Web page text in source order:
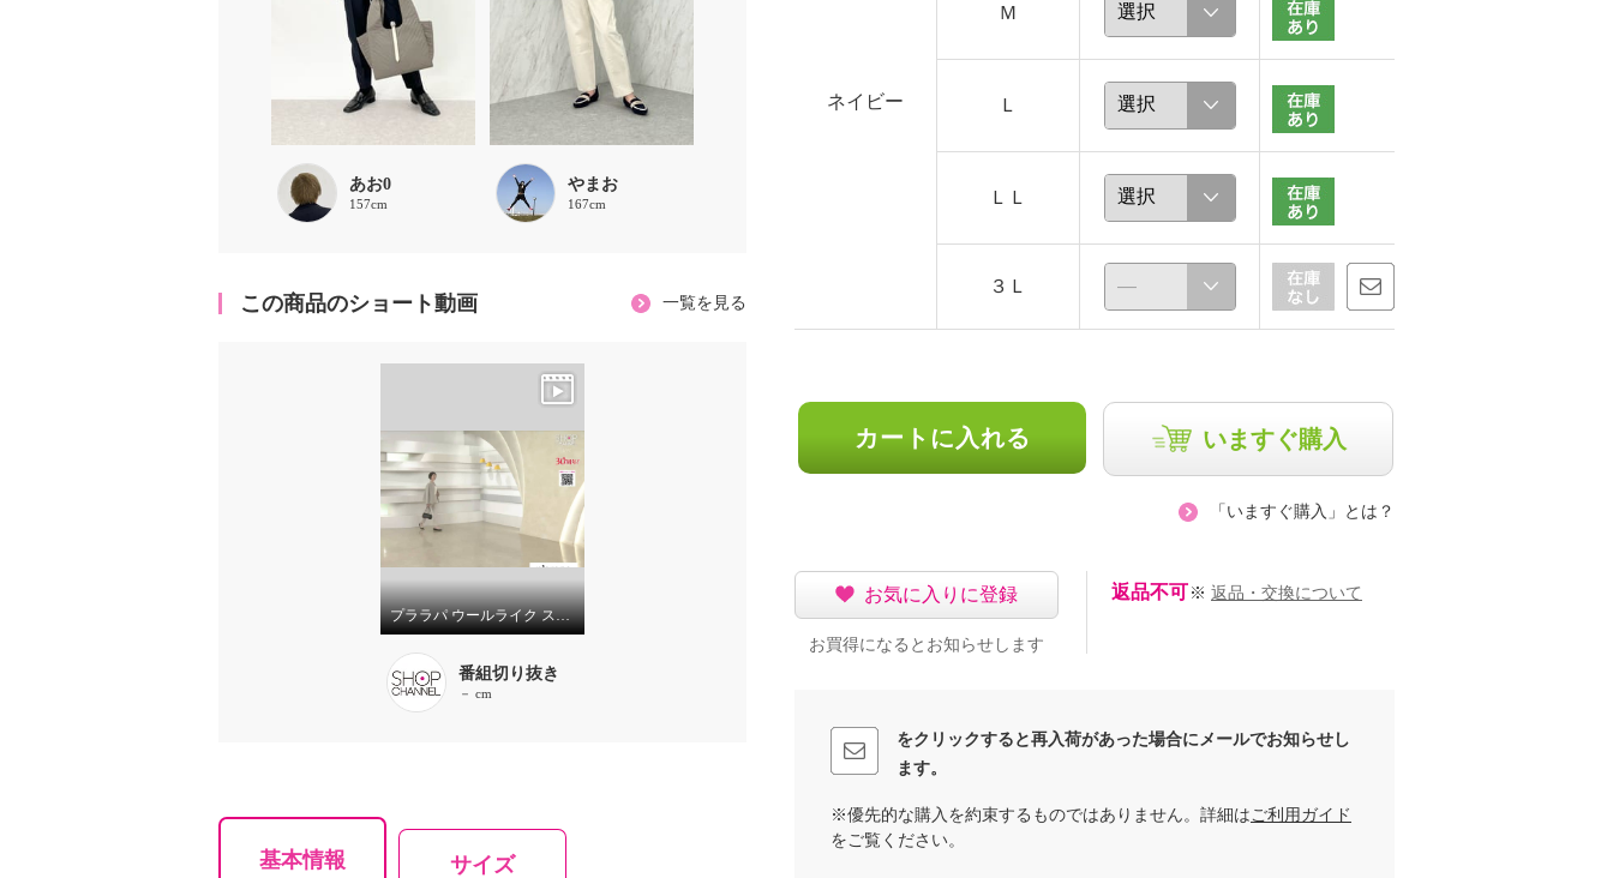
あお0
157cm
やまお
167cm
この商品のショート動画 一覧を見る
プララパ ウールライク ストレッチ ボトルネックジャケット
番組切り抜き
－ cm
基本情報 サイズ
ネイビー
Ｍ
Ｌ
ＬＬ
３Ｌ
カートに入れる いますぐ購入
「いますぐ購入」とは？
お気に入りに登録
お買得になるとお知らせします
返品不可 ※ 返品・交換について
をクリックすると再入荷があった場合にメールでお知らせし
ます。
※優先的な購入を約束するものではありません。詳細は ご利用ガイド
をご覧ください。